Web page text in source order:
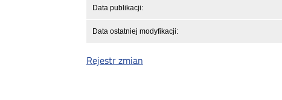
Data publikacji:
Data ostatniej modyfikacji:
Rejestr zmian